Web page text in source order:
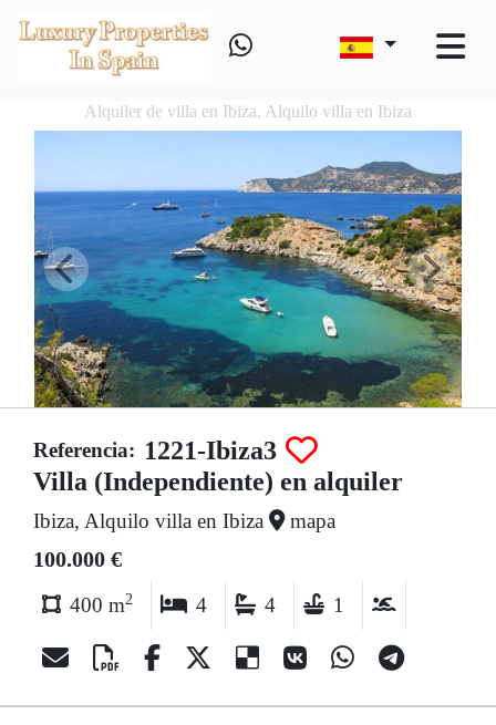
Alquiler de villa en Ibiza, Alquilo villa en Ibiza
Referencia: 1221-Ibiza3
Villa (Independiente) en alquiler
Ibiza, Alquilo villa en Ibiza mapa
100.000 €
400 m2 4 4 1